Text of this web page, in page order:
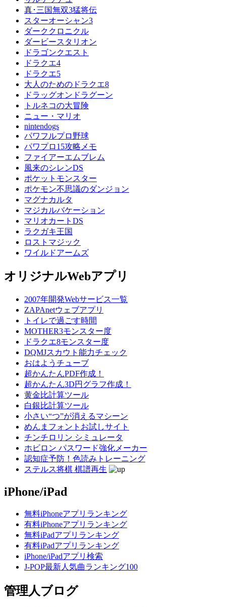
真･三国無双3猛将伝
スターオーシャン3
ダーククロニクル
ダービースタリオン
ドラゴンクエスト
ドラクエ4
ドラクエ5
大人のためのドラクエ8
ドラッグオンドラグーン
トルネコの大冒険
ニュー・マリオ
nintendogs
パワフルプロ野球
パワプロ15攻略メモ
ファイアーエムブレム
風来のシレンDS
ポケットモンスター
ポケモン不思議のダンジョン
マグナカルタ
マジカルバケーション
マリオカートDS
ラクガキ王国
ロストマジック
ワイルドアームズ
オリジナルWebアプリ
2007年開発Webサービス一覧
ZAPAnetウェブアプリ
トイレで過ごす時間
MOTHER3モンスター度
ドラクエ8モンスター度
DQMJスカウト能力チェック
おはようチューブ
超かんたんPDF作成！
超かんたん3D円グラフ作成！
黄金比計算ツール
白銀比計算ツール
小さい“つ”が消えるマシーン
めんまフォントお試しサイト
チンチロリン シミュレータ
ホビロン パスワード強化メーカー
認知症予防！色読みトレーニング
ステルス将棋 棋譜再生
iPhone/iPad
無料iPhoneアプリランキング
有料iPhoneアプリランキング
無料iPadアプリランキング
有料iPadアプリランキング
iPhone/iPadアプリ検索
J-POP最新人気曲ランキング100
管理人ブログ